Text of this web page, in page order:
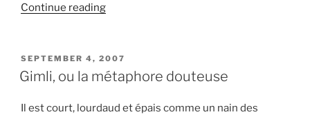
Continue reading“David
bulle”
POSTED
ON
SEPTEMBER 4, 2007
Gimli, ou la métaphore douteuse
Il est court, lourdaud et épais comme un nain des